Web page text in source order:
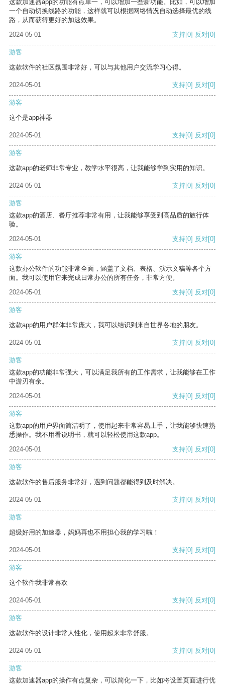
这款加速器app的功能有点单一，可以增加一些新功能。比如，可以增加
一个自动切换线路的功能，这样就可以根据网络情况自动选择最优的线
路，从而获得更好的加速效果。
2024-05-01
支持[0] 反对[0]
游客
这款软件的社区氛围非常好，可以与其他用户交流学习心得。
2024-05-01 支持[0] 反对[0]
游客
这个是app神器
2024-05-01 支持[0] 反对[0]
游客
这款app的老师非常专业，教学水平很高，让我能够学到实用的知识。
2024-05-01 支持[0] 反对[0]
游客
这款app的酒店、餐厅推荐非常有用，让我能够享受到高品质的旅行体
验。
2024-05-01
支持[0] 反对[0]
游客
这款办公软件的功能非常全面，涵盖了文档、表格、演示文稿等各个方
面。我可以使用它来完成日常办公的所有任务，非常方便。
2024-05-01
支持[0] 反对[0]
游客
这款app的用户群体非常庞大，我可以结识到来自世界各地的朋友。
2024-05-01 支持[0] 反对[0]
游客
这款app的功能非常强大，可以满足我所有的工作需求，让我能够在工作
中游刃有余。
2024-05-01
支持[0] 反对[0]
游客
这款app的用户界面简洁明了，使用起来非常容易上手，让我能够快速熟
悉操作。我不用看说明书，就可以轻松使用这款app。
2024-05-01
支持[0] 反对[0]
游客
这款软件的售后服务非常好，遇到问题都能得到及时解决。
2024-05-01 支持[0] 反对[0]
游客
超级好用的加速器，妈妈再也不用担心我的学习啦！
2024-05-01 支持[0] 反对[0]
游客
这个软件我非常喜欢
2024-05-01 支持[0] 反对[0]
游客
这款软件的设计非常人性化，使用起来非常舒服。
2024-05-01 支持[0] 反对[0]
游客
这款加速器app的操作有点复杂，可以简化一下，比如将设置页面进行优